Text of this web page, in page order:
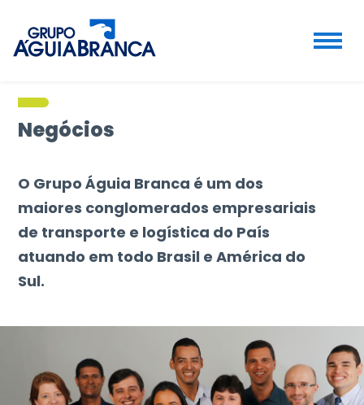
Negócios
O Grupo Águia Branca é um dos
maiores conglomerados empresariais
de transporte e logística do País
atuando em todo Brasil e América do
Sul.